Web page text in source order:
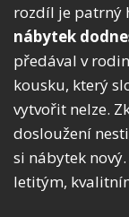
rozdíl je patrný
nábytek
předával v
kousku, který
vytvořit nelze.
dosloužení
si nábytek
letitým,